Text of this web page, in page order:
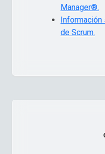
Manager®.
Información
de Scrum.